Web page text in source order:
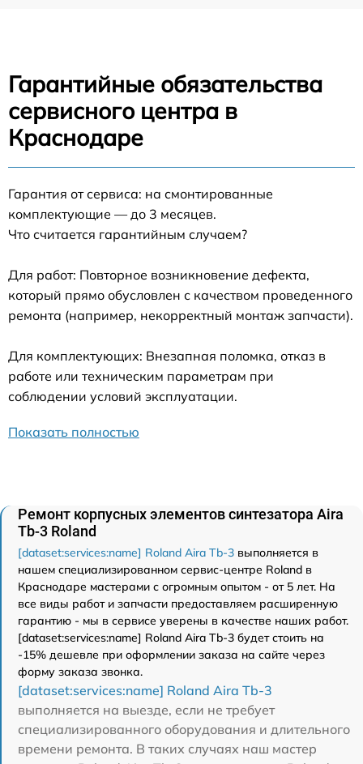
Гарантийные обязательства
сервисного центра в
Краснодаре
Гарантия от сервиса: на смонтированные
комплектующие — до 3 месяцев.
Что считается гарантийным случаем?
Для работ: Повторное возникновение дефекта,
который прямо обусловлен с качеством проведенного
ремонта (например, некорректный монтаж запчасти).
Для комплектующих: Внезапная поломка, отказ в
работе или техническим параметрам при
соблюдении условий эксплуатации.
Показать полностью
Ремонт корпусных элементов синтезатора Aira
Tb-3 Roland
[dataset:services:name] Roland Aira Tb-3 выполняется в
нашем специализированном сервис-центре Roland в
Краснодаре мастерами с огромным опытом - от 5 лет. На
все виды работ и запчасти предоставляем расширенную
гарантию - мы в сервисе уверены в качестве наших работ.
[dataset:services:name] Roland Aira Tb-3 будет стоить на
-15% дешевле при оформлении заказа на сайте через
форму заказа звонка.
[dataset:services:name] Roland Aira Tb-3
выполняется на выезде, если не требует
специализированного оборудования и длительного
времени ремонта. В таких случаях наш мастер